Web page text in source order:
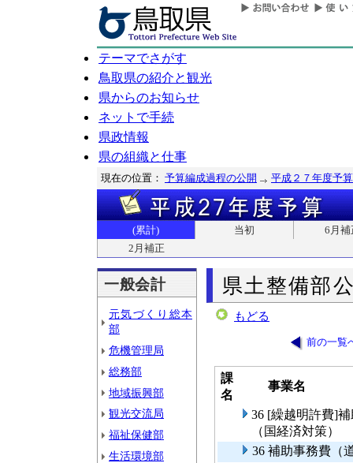
テーマでさがす
鳥取県の紹介と観光
県からのお知らせ
ネットで手続
県政情報
県の組織と仕事
現在の位置： 予算編成過程の公開 平成２７年度予算
(累計) 当初
6月補
2月補正
一般会計
元気づくり総本
部
危機管理局
総務部
地域振興部
観光交流局
福祉保健部
生活環境部
県土整備部
もどる
前の一覧
課
名
事業名
36 [繰越明許費]
（国経済対策）
36 補助事務費（